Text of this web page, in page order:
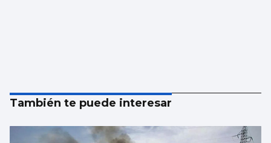
También te puede interesar